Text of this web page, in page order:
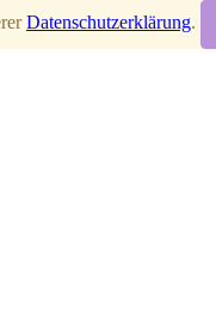
Datenschutzerklärung.